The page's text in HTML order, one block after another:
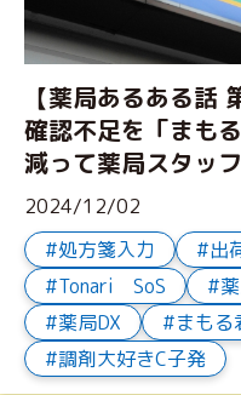
【薬局あるある話
確認不足を「まも
減って薬局スタッ
2024/12/02
処方箋入力
出
Tonari SoS
薬局DX
まもる
調剤大好きC子発